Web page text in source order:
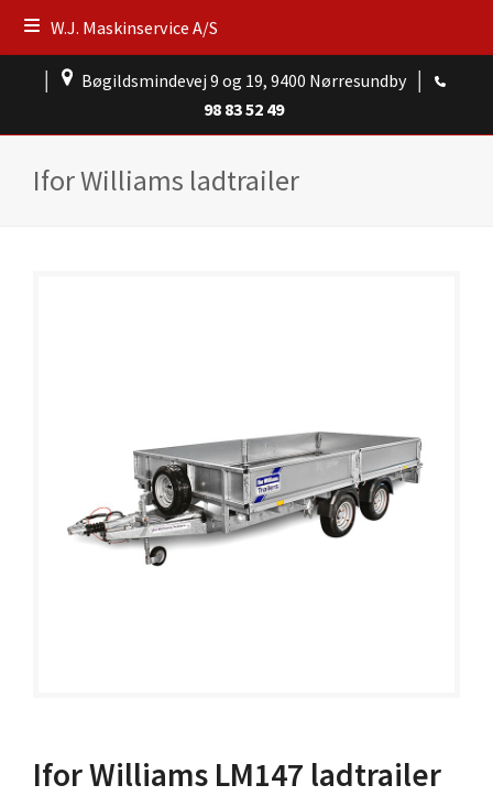
W.J. Maskinservice A/S
Bøgildsmindevej 9 og 19, 9400 Nørresundby
98 83 52 49
Ifor Williams ladtrailer
Ifor Williams LM147 ladtrailer